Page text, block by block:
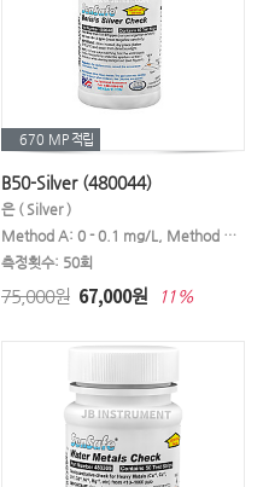
670 MP 적립
B50-Silver (480044)
은 ( Silver )
Method A: 0 - 0.1 mg/L, Method B: 0.0 - 1.0 mg/L
측정횟수: 50회
75,000원 67,000원 11%